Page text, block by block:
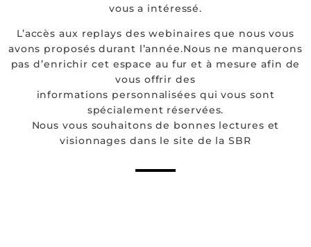
vous a intéressé.
L’accès aux replays des webinaires que nous vous
avons proposés durant l’année.Nous ne manquerons
pas d’enrichir cet espace au fur et à mesure afin de
vous offrir des
informations personnalisées qui vous sont
spécialement réservées.
Nous vous souhaitons de bonnes lectures et
visionnages dans le site de la SBR